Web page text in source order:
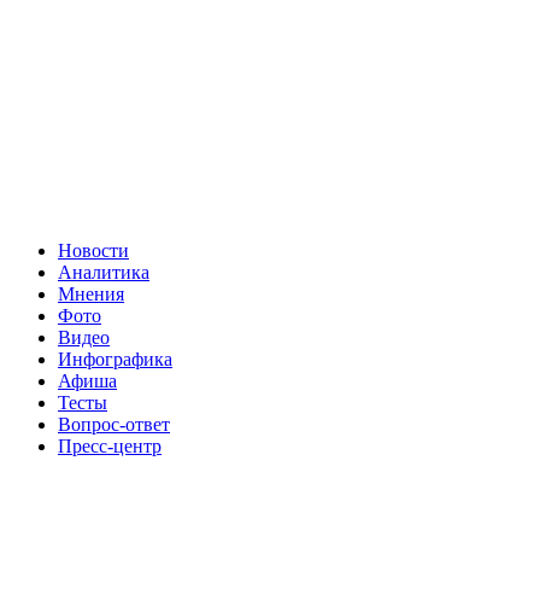
Новости
Аналитика
Мнения
Фото
Видео
Инфографика
Афиша
Тесты
Вопрос-ответ
Пресс-центр